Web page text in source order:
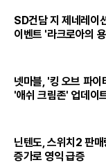
SD건담 지 제네레이
이벤트 '라크로아의
넷마블, '킹 오브 파
'애쉬 크림존' 업데이
닌텐도, 스위치2 판
증가로 영익 급증